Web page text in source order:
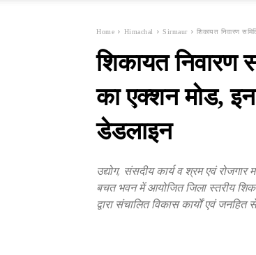
Home Himachal Sirmaur शिकायत निवारण
शिकायत निवारण
का एक्शन मोड,
डेडलाइन
उद्योग, संसदीय कार्य व श्रम एवं रोजगार
बचत भवन में आयोजित जिला स्तरीय
द्वारा संचालित विकास कार्यों एवं